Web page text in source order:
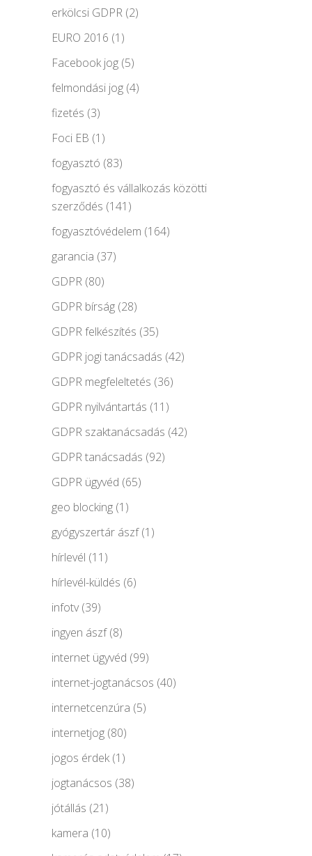
erkölcsi GDPR (2)
EURO 2016 (1)
Facebook jog (5)
felmondási jog (4)
fizetés (3)
Foci EB (1)
fogyasztó (83)
fogyasztó és vállalkozás közötti
szerződés (141)
fogyasztóvédelem (164)
garancia (37)
GDPR (80)
GDPR bírság (28)
GDPR felkészítés (35)
GDPR jogi tanácsadás (42)
GDPR megfeleltetés (36)
GDPR nyilvántartás (11)
GDPR szaktanácsadás (42)
GDPR tanácsadás (92)
GDPR ügyvéd (65)
geo blocking (1)
gyógyszertár ászf(1)
hírlevél (11)
hírlevél-küldés (6)
infotv(39)
ingyen ászf(8)
internet ügyvéd (99)
internet-jogtanácsos (40)
internetcenzúra (5)
internetjog (80)
jogos érdek(1)
jogtanácsos (38)
jótállás (21)
kamera (10)